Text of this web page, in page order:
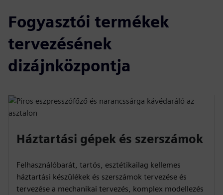
Fogyasztói termékek
tervezésének
dizájnközpontja
Háztartási gépek és szerszámok
Felhasználóbarát, tartós, esztétikailag kellemes
háztartási készülékek és szerszámok tervezése és
tervezése a mechanikai tervezés, komplex modellezés